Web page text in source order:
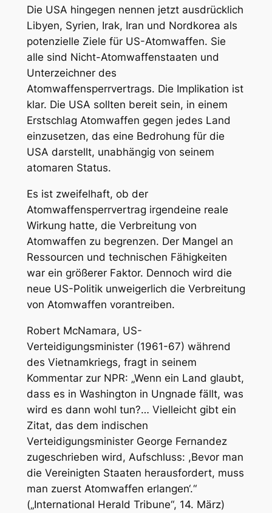
Die USA hingegen nennen jetzt ausdrücklich
Libyen, Syrien, Irak, Iran und Nordkorea als
potenzielle Ziele für US-Atomwaffen. Sie
alle sind Nicht-Atomwaffenstaaten und
Unterzeichner des
Atomwaffensperrvertrags. Die Implikation ist
klar. Die USA sollten bereit sein, in einem
Erstschlag Atomwaffen gegen jedes Land
einzusetzen, das eine Bedrohung für die
USA darstellt, unabhängig von seinem
atomaren Status.
Es ist zweifelhaft, ob der
Atomwaffensperrvertrag irgendeine reale
Wirkung hatte, die Verbreitung von
Atomwaffen zu begrenzen. Der Mangel an
Ressourcen und technischen Fähigkeiten
war ein größerer Faktor. Dennoch wird die
neue US-Politik unweigerlich die Verbreitung
von Atomwaffen vorantreiben.
Robert McNamara, US-
Verteidigungsminister (1961-67) während
des Vietnamkriegs, fragt in seinem
Kommentar zur NPR: „Wenn ein Land glaubt,
dass es in Washington in Ungnade fällt, was
wird es dann wohl tun?… Vielleicht gibt ein
Zitat, das dem indischen
Verteidigungsminister George Fernandez
zugeschrieben wird, Aufschluss: ,Bevor man
die Vereinigten Staaten herausfordert, muss
man zuerst Atomwaffen erlangen‘.“
(„International Herald Tribune“, 14. März)